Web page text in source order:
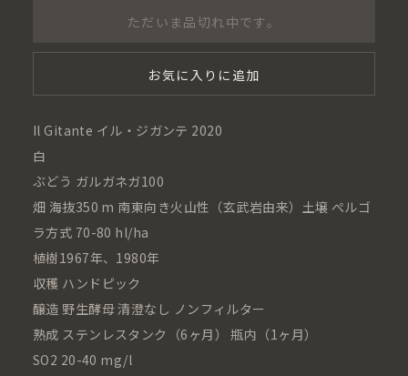
ただいま品切れ中です。
お気に入りに追加
Il Gitante イル・ジガンテ 2020
白
ぶどう ガルガネガ100
畑 海抜350 m 南東向き火山性（玄武岩由来）土壌 ぺルゴ
ラ方式 70-80 hl/ha
植樹1967年、1980年
収穫 ハンドピック
醸造 野生酵母 清澄なし ノンフィルター
熟成 ステンレスタンク（6ヶ月） 瓶内（1ヶ月）
SO2 20-40 mg/l